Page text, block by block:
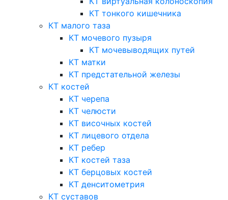
КТ тонкого кишечника
КТ малого таза
КТ мочевого пузыря
КТ мочевыводящих путей
КТ матки
КТ предстательной железы
КТ костей
КТ черепа
КТ челюсти
КТ височных костей
КТ лицевого отдела
КТ ребер
КТ костей таза
КТ берцовых костей
КТ денситометрия
КТ суставов